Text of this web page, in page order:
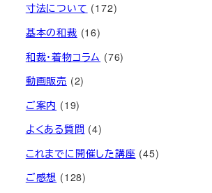
寸法について (172)
基本の和裁 (16)
和裁・着物コラム (76)
動画販売 (2)
ご案内 (19)
よくある質問 (4)
これまでに開催した講座 (45)
ご感想 (128)